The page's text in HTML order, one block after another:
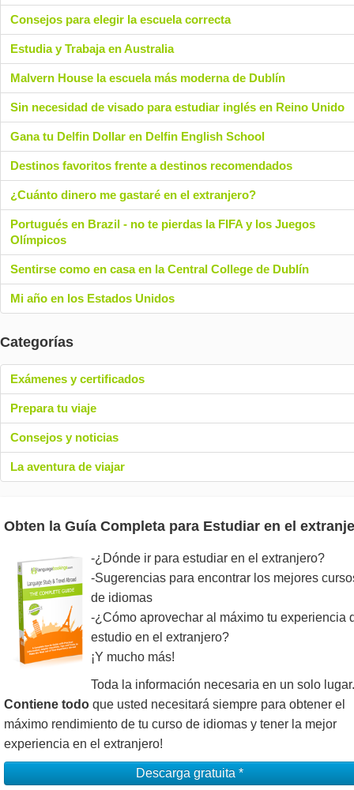
Consejos para elegir la escuela correcta
Estudia y Trabaja en Australia
Malvern House la escuela más moderna de Dublín
Sin necesidad de visado para estudiar inglés en Reino Unido
Gana tu Delfin Dollar en Delfin English School
Destinos favoritos frente a destinos recomendados
¿Cuánto dinero me gastaré en el extranjero?
Portugués en Brazil - no te pierdas la FIFA y los Juegos
Olímpicos
Sentirse como en casa en la Central College de Dublín
Mi año en los Estados Unidos
Categorías
Exámenes y certificados
Prepara tu viaje
Consejos y noticias
La aventura de viajar
Obten la Guía Completa para Estudiar en el
-¿Dónde ir para estudiar en el extranjero?
-Sugerencias para encontrar los mejores
de idiomas
-¿Cómo aprovechar al máximo tu experiencia
estudio en el extranjero?
¡Y mucho más!
Toda la información necesaria en un solo lugar.
Contiene todo que usted necesitará siempre para obtener el
máximo rendimiento de tu curso de idiomas y tener la mejor
experiencia en el extranjero!
Descarga gratuita *